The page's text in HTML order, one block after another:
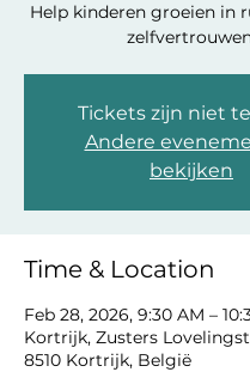
Help kinderen groeien in
Tickets zijn niet
Andere
bekijken
Time & Location
Feb 28, 2026, 9:30 AM –
Kortrijk, Zusters
8510 Kortrijk, België